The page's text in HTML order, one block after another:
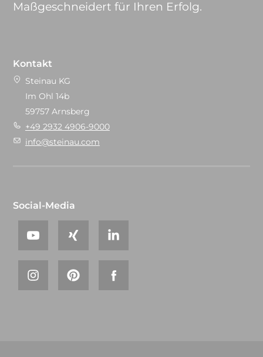
Maßgeschneidert für Ihren Erfolg.
Kontakt
Steinau KG
Im Ohl 14b
59757 Arnsberg
+49 2932 4906-9000
info@steinau.com
Social-Media